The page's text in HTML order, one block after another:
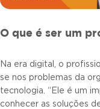
O que é ser um
Na era digital, o
se nos problemas da
tecnologia. “Ele é um
conhecer as soluções